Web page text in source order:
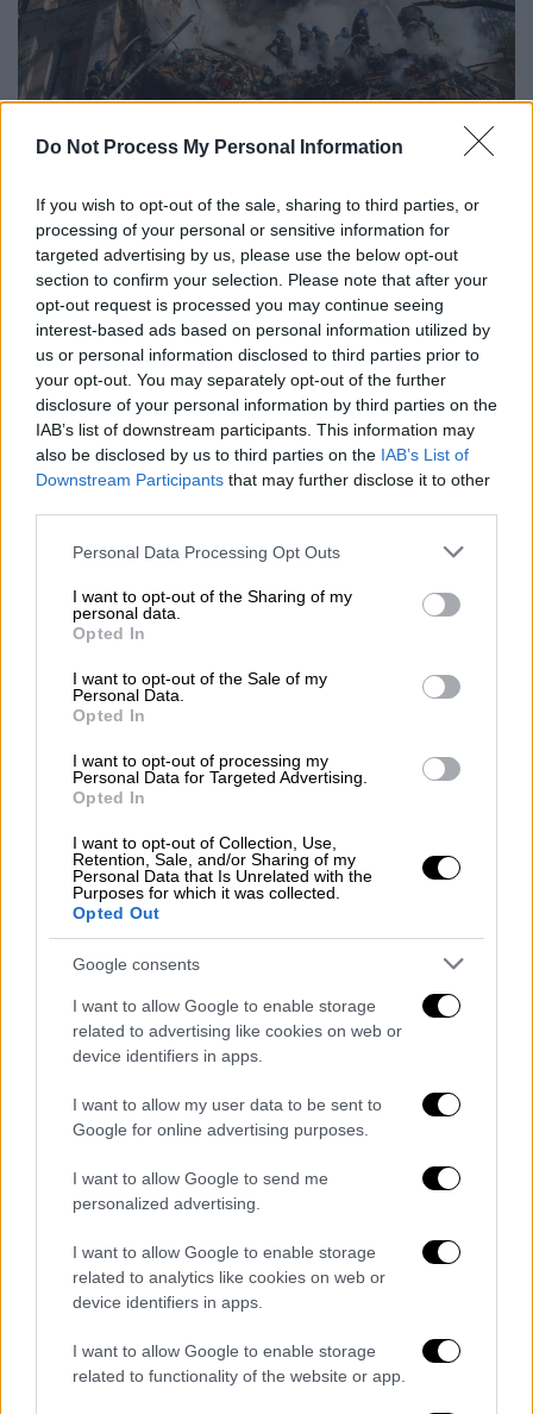
Do Not Process My Personal Information
If you wish to opt-out of the sale, sharing to third parties, or
processing of your personal or sensitive information for
targeted advertising by us, please use the below opt-out
section to confirm your selection. Please note that after your
opt-out request is processed you may continue seeing
interest-based ads based on personal information utilized by
us or personal information disclosed to third parties prior to
your opt-out. You may separately opt-out of the further
disclosure of your personal information by third parties on the
IAB’s list of downstream participants. This information may
also be disclosed by us to third parties on the IAB’s List of
Downstream Participants that may further disclose it to other
Please note that this website/app uses one or more Google
not limited to your visit or usage behaviour. You may click to
grant or deny consent to Google and its third-party tags to
use your data for below specified purposes in below Google
consent section.
Personal Data Processing Opt Outs
I want to opt-out of the Sharing of my
personal data.
Opted In
I want to opt-out of the Sale of my
Personal Data.
Opted In
I want to opt-out of processing my
Personal Data for Targeted Advertising.
Opted In
I want to opt-out of Collection, Use,
Retention, Sale, and/or Sharing of my
Personal Data that Is Unrelated with the
Purposes for which it was collected.
Opted Out
Google consents
I want to allow Google to enable storage
related to advertising like cookies on web or
device identifiers in apps.
I want to allow my user data to be sent to
Google for online advertising purposes.
I want to allow Google to send me
personalized advertising.
I want to allow Google to enable storage
related to analytics like cookies on web or
device identifiers in apps.
I want to allow Google to enable storage
related to functionality of the website or app.
Προσθέστε το ΕΘΝΟΣ στη Google
Την απόσυρση τωνρωσικών στρατευμάτων
από τη δυτική όχθη τουποταμού Δνείπερου
ενόψει τηςουκρανικής επίθεσηςστη
Χερσώνα, διέταξε ο υπουργός Άμυνας της
ΡωσίαςΣεργκέι Σοϊγκού.
Υπολογίζεται ότι περίπου 40.000
στρατιώτεςθα πρέπει να μετακινηθούν,
πολλοί από τους οποίους σε μονάδες που
στρατιωτικό υλικό.
Μιλώντας στην τηλεόραση ο στρατηγός
πολέμου, είπε ότι δεν ήταν πλέον δυνατό να
προμηθεύουν την Χερσώνα. Είπε ότι
πρότεινε να ληφθούναμυντικές γραμμές
στην ανατολική όχθη του ποταμού
Russian defense minister Sergei
Shoigu has ordered his troops to
– meaning they are surrendering
Kherson, the only provincial capital
This had been coming, but is a
*huge* setback.
https://t.co/tQVkAdgxce
— max seddon (@maxseddon)
November 9, 2022
Της απόφασης προηγήθηκαν εβδομάδες
προέλασης τηςΟυκρανίαςπρος την πόλη και